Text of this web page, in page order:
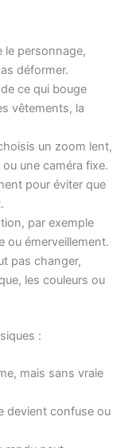
le personnage,
déformer.
ce qui bouge
vêtements, la
un zoom lent,
une caméra fixe.
pour éviter que
par exemple
ou émerveillement.
pas changer,
les couleurs ou
:
mais sans vraie
devient confuse ou